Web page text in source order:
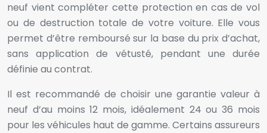
neuf vient compléter cette protection en cas de vol
ou de destruction totale de votre voiture. Elle vous
permet d’être remboursé sur la base du prix d’achat,
sans application de vétusté, pendant une durée
définie au contrat.
Il est recommandé de choisir une garantie valeur à
neuf d’au moins 12 mois, idéalement 24 ou 36 mois
pour les véhicules haut de gamme. Certains assureurs